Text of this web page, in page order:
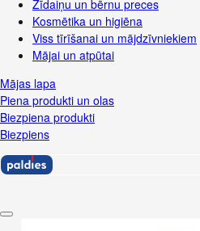
Zīdaiņu un bērnu preces
Kosmētika un higiēna
Viss tīrīšanai un mājdzīvniekiem
Mājai un atpūtai
Mājas lapa
Piena produkti un olas
Biezpiena produkti
Biezpiens